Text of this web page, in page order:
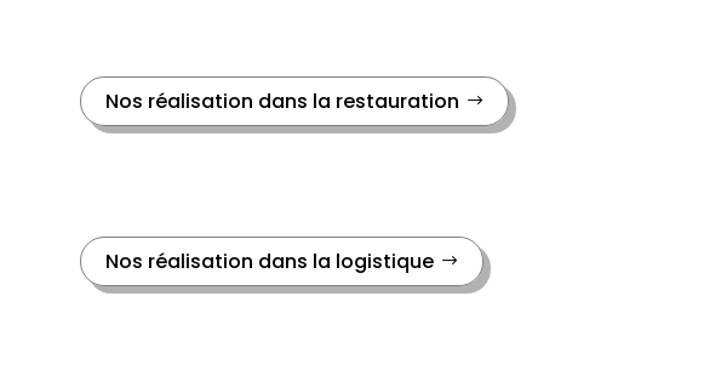
Nos réalisation dans la restauration
Nos réalisation dans la logistique